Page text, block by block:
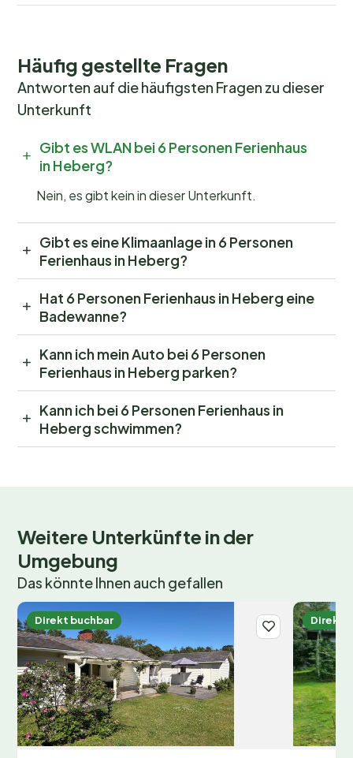
Häufig gestellte Fragen
Antworten auf die häufigsten Fragen zu dieser
Unterkunft
Gibt es WLAN bei 6 Personen Ferienhaus
in Heberg?
Nein, es gibt kein in dieser Unterkunft.
Gibt es eine Klimaanlage in 6 Personen
Ferienhaus in Heberg?
Hat 6 Personen Ferienhaus in Heberg eine
Badewanne?
Kann ich mein Auto bei 6 Personen
Ferienhaus in Heberg parken?
Kann ich bei 6 Personen Ferienhaus in
Heberg schwimmen?
Weitere Unterkünfte in der
Umgebung
Das könnte Ihnen auch gefallen
Direkt buchbar Direkt